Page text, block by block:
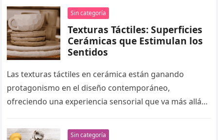
Sin categoría
Texturas Táctiles: Superficies
Cerámicas que Estimulan los
Sentidos
Las texturas táctiles en cerámica están ganando
protagonismo en el diseño contemporáneo,
ofreciendo una experiencia sensorial que va más allá
Sin categoría